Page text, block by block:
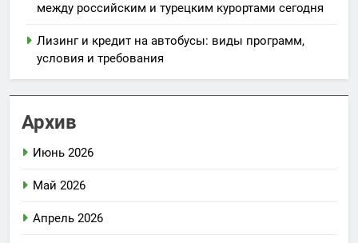
между российским и турецким курортами сегодня
Лизинг и кредит на автобусы: виды программ,
условия и требования
Архив
Июнь 2026
Май 2026
Апрель 2026